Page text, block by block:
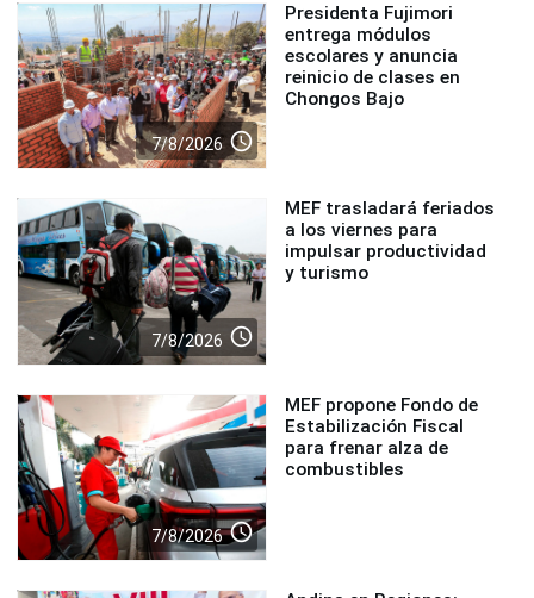
7/8/2026 access_time
Presidenta Fujimori
entrega módulos
escolares y anuncia
reinicio de clases en
Chongos Bajo
7/8/2026 access_time
MEF trasladará feriados
a los viernes para
impulsar productividad
y turismo
7/8/2026 access_time
MEF propone Fondo de
Estabilización Fiscal
para frenar alza de
combustibles